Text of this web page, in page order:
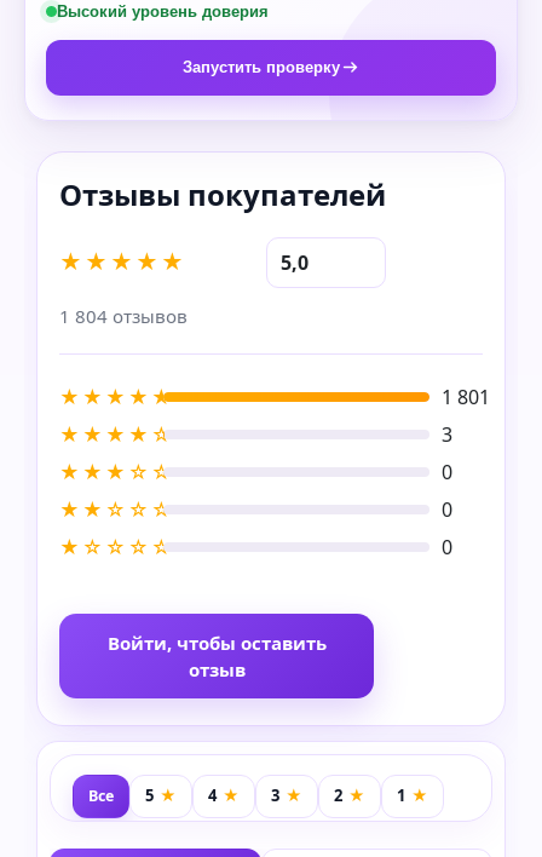
Высокий уровень доверия
Запустить проверку
★★★★★ 5,0
1 804 отзывов
★★★★★
1 801
★★★★☆
3
★★★☆☆
0
★★☆☆☆
0
★☆☆☆☆
0
Войти, чтобы оставить
отзыв
Все